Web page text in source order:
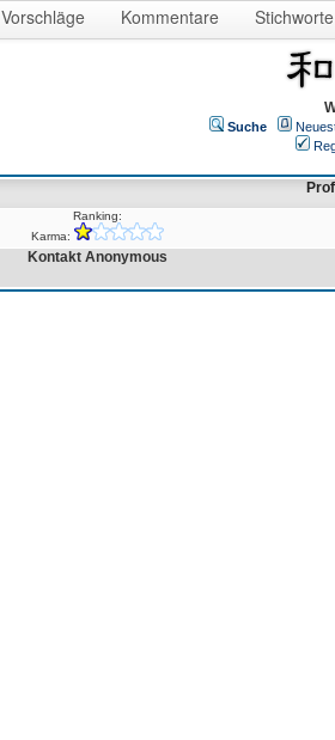
Vorschläge Kommentare Stichworte
Suche
Ranking:
Karma:
Kontakt Anonymous